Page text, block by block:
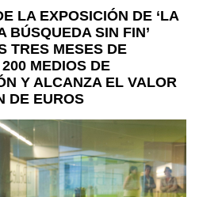
LA EXPOSICIÓN DE ‘LA
BÚSQUEDA SIN FIN’
TRES MESES DE
MEDIOS DE
Y ALCANZA EL VALOR
DE EUROS